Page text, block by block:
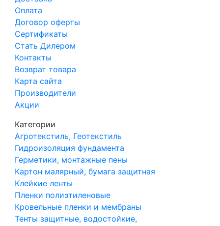
Оплата
Договор оферты
Сертификаты
Стать Дилером
Контакты
Возврат товара
Карта сайта
Производители
Акции
Категории
Агротекстиль, Геотекстиль
Гидроизоляция фундамента
Герметики, монтажные пены
Картон малярный, бумага защитная
Клейкие ленты
Пленки полиэтиленовые
Кровельные пленки и мембраны
Тенты защитные, водостойкие,